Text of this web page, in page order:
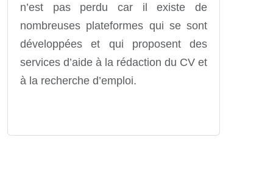
n’est pas perdu car il existe de
nombreuses plateformes qui se sont
développées et qui proposent des
services d’aide à la rédaction du CV et
à la recherche d’emploi.